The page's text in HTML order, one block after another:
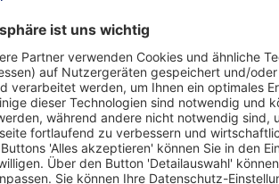
Prof. Dr. Dr. h.c.
Institutsdirektor für
Ludwig-Maximilians-
Prof. Dr. Dr. h.c. Marko Sarstedt